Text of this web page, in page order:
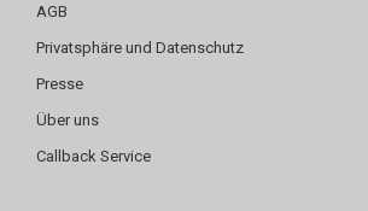
AGB
Privatsphäre und Datenschutz
Presse
Über uns
Callback Service